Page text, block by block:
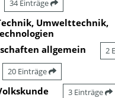
34 Einträge
Umwelttechnik,
allgemein 2
20 Einträge
3 Einträge